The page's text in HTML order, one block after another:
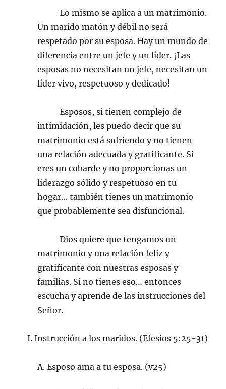
Lo mismo se aplica a un matrimonio.
Un marido matón y débil no será
respetado por su esposa. Hay un mundo de
diferencia entre un jefe y un líder. ¡Las
esposas no necesitan un jefe, necesitan un
líder vivo, respetuoso y dedicado!
Esposos, si tienen complejo de
intimidación, les puedo decir que su
matrimonio está sufriendo y no tienen
una relación adecuada y gratificante. Si
eres un cobarde y no proporcionas un
liderazgo sólido y respetuoso en tu
hogar… también tienes un matrimonio
que probablemente sea disfuncional.
Dios quiere que tengamos un
matrimonio y una relación feliz y
gratificante con nuestras esposas y
familias. Si no tienes eso… entonces
escucha y aprende de las instrucciones del
Señor.
I. Instrucción a los maridos. (Efesios 5:25-31)
A. Esposo ama a tu esposa. (v25)